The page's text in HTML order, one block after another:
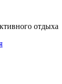
отдыха